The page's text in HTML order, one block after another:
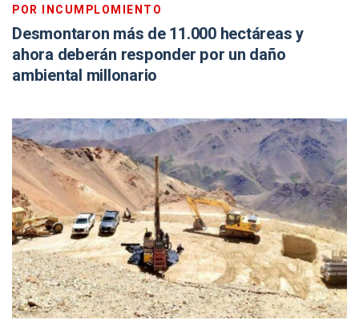
POR INCUMPLOMIENTO
Desmontaron más de 11.000 hectáreas y
ahora deberán responder por un daño
ambiental millonario